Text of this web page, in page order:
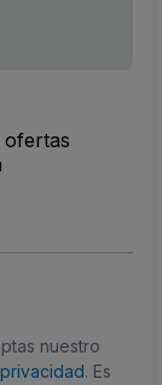
ofertas
nuestro
. Es